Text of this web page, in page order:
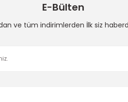
E-Bülten
ve tüm indirimlerden İlk siz